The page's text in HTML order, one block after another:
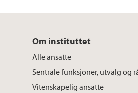
Om instituttet
Alle ansatte
Sentrale funksjoner, utvalg og
Vitenskapelig ansatte